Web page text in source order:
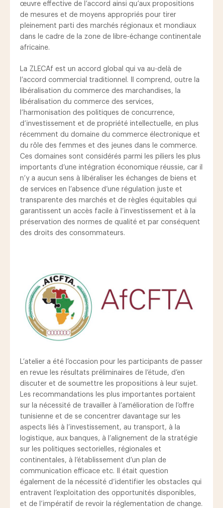
œuvre effective de l’accord ainsi qu’aux propositions
de mesures et de moyens appropriés pour tirer
pleinement parti des marchés régionaux et mondiaux
dans le cadre de la zone de libre-échange continentale
africaine.
La ZLECAf est un accord global qui va au-delà de
l’accord commercial traditionnel. Il comprend, outre la
libéralisation du commerce des marchandises, la
libéralisation du commerce des services,
l’harmonisation des politiques de concurrence,
d’investissement et de propriété intellectuelle, en plus
récemment du domaine du commerce électronique et
du rôle des femmes et des jeunes dans le commerce.
Ces domaines sont considérés parmi les piliers les plus
importants d’une intégration économique réussie, car il
n’y a aucun sens à libéraliser les échanges de biens et
de services en l’absence d’une régulation juste et
transparente des marchés et de règles équitables qui
garantissent un accès facile à l’investissement et à la
préservation des normes de qualité et par conséquent
des droits des consommateurs.
L’atelier a été l’occasion pour les participants de passer
en revue les résultats préliminaires de l’étude, d’en
discuter et de soumettre les propositions à leur sujet.
Les recommandations les plus importantes portaient
sur la nécessité de travailler à l’amélioration de l’offre
tunisienne et de se concentrer davantage sur les
aspects liés à l’investissement, au transport, à la
logistique, aux banques, à l’alignement de la stratégie
sur les politiques sectorielles, régionales et
continentales, à l’établissement d’un plan de
communication efficace etc. Il était question
également de la nécessité d’identifier les obstacles qui
entravent l’exploitation des opportunités disponibles,
et de l’impératif de revoir la réglementation de change.